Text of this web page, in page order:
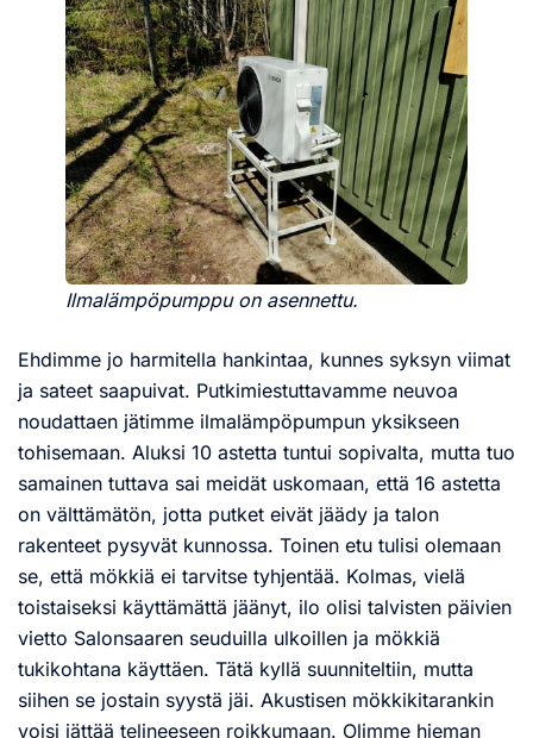
Ilmalämpöpumppu on asennettu.
Ehdimme jo harmitella hankintaa, kunnes syksyn viimat
ja sateet saapuivat. Putkimiestuttavamme neuvoa
noudattaen jätimme ilmalämpöpumpun yksikseen
tohisemaan. Aluksi 10 astetta tuntui sopivalta, mutta tuo
samainen tuttava sai meidät uskomaan, että 16 astetta
on välttämätön, jotta putket eivät jäädy ja talon
rakenteet pysyvät kunnossa. Toinen etu tulisi olemaan
se, että mökkiä ei tarvitse tyhjentää. Kolmas, vielä
toistaiseksi käyttämättä jäänyt, ilo olisi talvisten päivien
vietto Salonsaaren seuduilla ulkoillen ja mökkiä
tukikohtana käyttäen. Tätä kyllä suunniteltiin, mutta
siihen se jostain syystä jäi. Akustisen mökkikitarankin
voisi jättää telineeseen roikkumaan. Olimme hieman